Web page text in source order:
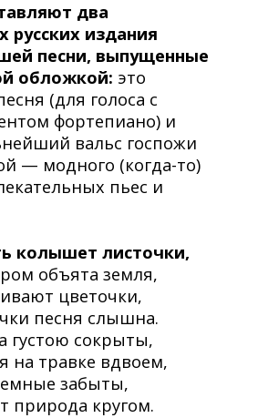
два
русских издания
песни, выпущенные
обложкой: это
(для голоса с
фортепиано) и
вальс госпожи
— модного (когда-то)
пьес и
колышет листочки,
объята земля,
цветочки,
песня слышна.
густою сокрыты,
на травке вдвоем,
забыты,
природа кругом.